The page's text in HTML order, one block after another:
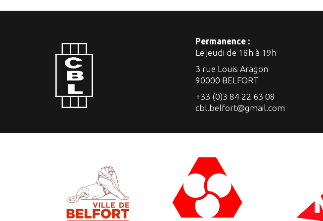
Permanence :
Le jeudi de 18h à 19h
3 rue Louis Aragon
90000 BELFORT
+33 (0)3 84 22 63 08
cbl.belfort@gmail.com